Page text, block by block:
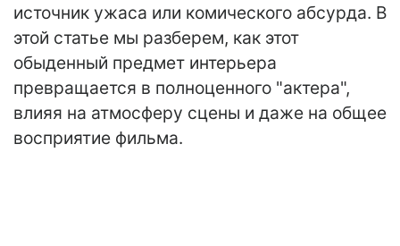
источник ужаса или комического абсурда. В
этой статье мы разберем, как этот
обыденный предмет интерьера
превращается в полноценного "актера",
влияя на атмосферу сцены и даже на общее
восприятие фильма.